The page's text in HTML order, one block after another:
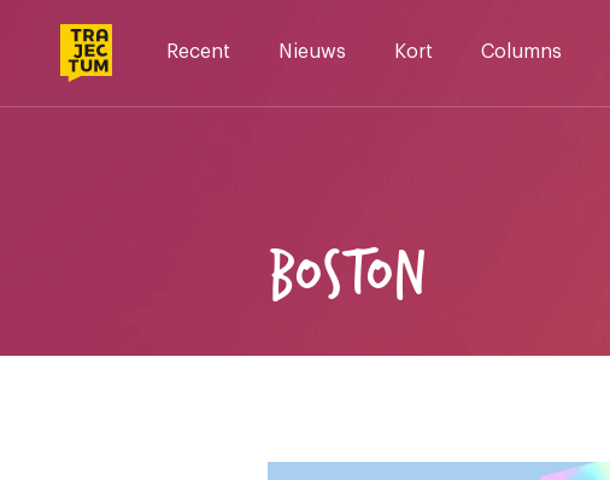
Recent Nieuws Kort Columns
BOSTON